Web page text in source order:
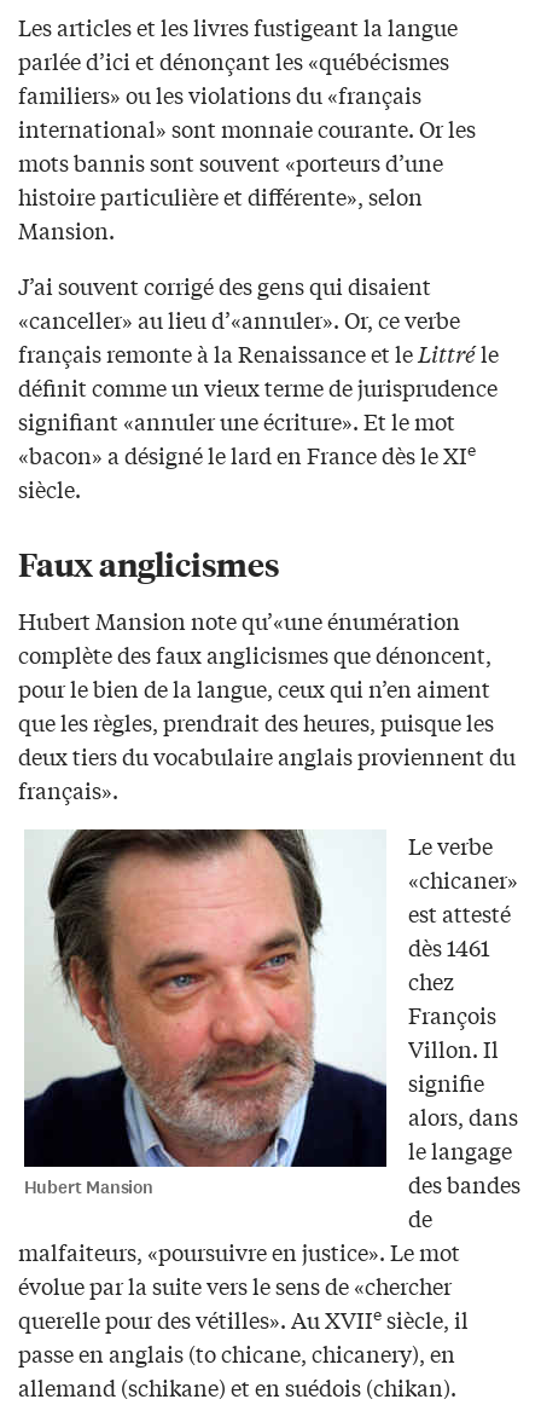
Les articles et les livres fustigeant la langue
parlée d’ici et dénonçant les «québécismes
familiers» ou les violations du «français
international» sont monnaie courante. Or les
mots bannis sont souvent «porteurs d’une
histoire particulière et différente», selon
Mansion.
J’ai souvent corrigé des gens qui disaient
«canceller» au lieu d’«annuler». Or, ce verbe
français remonte à la Renaissance et leLittréle
définit comme un vieux terme de jurisprudence
signifiant «annuler une écriture». Et le mot
«bacon» a désigné le lard en France dès le XIe
siècle.
Faux anglicismes
Hubert Mansion note qu’«une énumération
complète des faux anglicismes que dénoncent,
pour le bien de la langue, ceux qui n’en aiment
que les règles, prendrait des heures, puisque les
deux tiers du vocabulaire anglais proviennent du
français».
Hubert Mansion
Le verbe
«chicaner»
est attesté
dès 1461
chez
François
Villon. Il
signifie
alors, dans
le langage
des bandes
de
malfaiteurs, «poursuivre en justice». Le mot
évolue par la suite vers le sens de «chercher
querelle pour des vétilles». Au XVIIe siècle, il
passe en anglais (to chicane, chicanery), en
allemand (schikane) et en suédois (chikan).